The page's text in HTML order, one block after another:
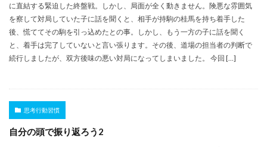
に直結する緊迫した終盤戦。しかし、局面が全く動きません。険悪な雰囲気
を察して対局していた子に話を聞くと、相手が持駒の桂馬を持ち着手した
後、慌ててその駒を引っ込めたとの事。しかし、もう一方の子に話を聞く
と、着手は完了していないと言い張ります。その後、道場の担当者の判断で
続行しましたが、双方後味の悪い対局になってしまいました。 今回 […]
思考行動習慣
自分の頭で振り返ろう2